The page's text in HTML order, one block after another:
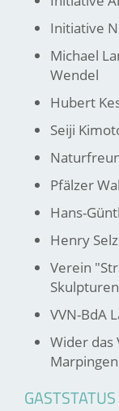
Initiative
Michael
Wendel
Hubert
Seiji
Pfälzer
Hans-
Henry
Verein
VVN-BdA
Wider das
GASTSTATUS